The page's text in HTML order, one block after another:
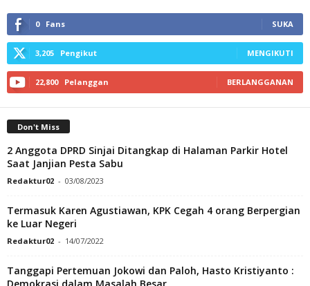
0 Fans SUKA
3,205 Pengikut MENGIKUTI
22,800 Pelanggan BERLANGGANAN
Don't Miss
2 Anggota DPRD Sinjai Ditangkap di Halaman Parkir Hotel
Saat Janjian Pesta Sabu
Redaktur02 - 03/08/2023
Termasuk Karen Agustiawan, KPK Cegah 4 orang Berpergian
ke Luar Negeri
Redaktur02 - 14/07/2022
Tanggapi Pertemuan Jokowi dan Paloh, Hasto Kristiyanto :